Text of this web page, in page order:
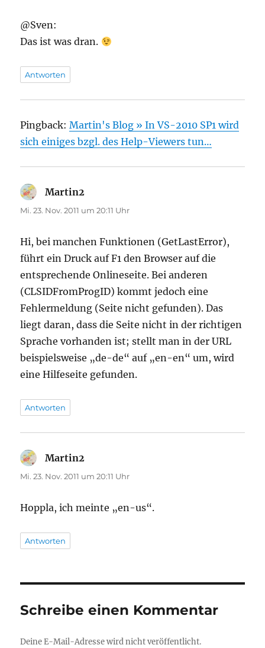
@Sven:
Das ist was dran.
Antworten
Pingback:Martin's Blog » In VS-2010 SP1 wird
sich einiges bzgl. des Help-Viewers tun…
Martin2
Mi. 23. Nov. 2011 um 20:11 Uhr
Hi, bei manchen Funktionen (GetLastError),
führt ein Druck auf F1 den Browser auf die
entsprechende Onlineseite. Bei anderen
(CLSIDFromProgID) kommt jedoch eine
Fehlermeldung (Seite nicht gefunden). Das
liegt daran, dass die Seite nicht in der richtigen
Sprache vorhanden ist; stellt man in der URL
beispielsweise „de-de“ auf „en-en“ um, wird
eine Hilfeseite gefunden.
Antworten
Martin2
Mi. 23. Nov. 2011 um 20:11 Uhr
Hoppla, ich meinte „en-us“.
Antworten
Schreibe einen Kommentar
Deine E-Mail-Adresse wird nicht veröffentlicht.